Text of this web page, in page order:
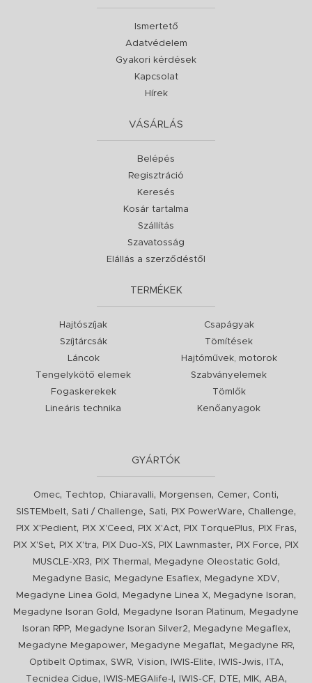
Ismertető
Adatvédelem
Gyakori kérdések
Kapcsolat
Hírek
VÁSÁRLÁS
Belépés
Regisztráció
Keresés
Kosár tartalma
Szállítás
Szavatosság
Elállás a szerződéstől
TERMÉKEK
Hajtószíjak
Szíjtárcsák
Láncok
Tengelykötő elemek
Fogaskerekek
Lineáris technika
Csapágyak
Tömítések
Hajtóművek, motorok
Szabványelemek
Tömlők
Kenőanyagok
GYÁRTÓK
Omec, Techtop, Chiaravalli, Morgensen, Cemer, Conti,
SISTEMbelt, Sati / Challenge, Sati, PIX PowerWare, Challenge,
PIX X'Pedient, PIX X'Ceed , PIX X'Act, PIX TorquePlus, PIX Fras,
PIX X'Set, PIX X'tra, PIX Duo-XS, PIX Lawnmaster, PIX Force,
PIX
MUSCLE-XR3, PIX Thermal , Megadyne Oleostatic Gold ,
Megadyne Basic, Megadyne Esaflex, Megadyne XDV,
Megadyne Linea Gold , Megadyne Linea X, Megadyne Isoran,
Megadyne Isoran Gold , Megadyne Isoran Platinum,
Megadyne
Isoran RPP, Megadyne Isoran Silver2, Megadyne Megaflex,
Megadyne Megapower, Megadyne Megaflat, Megadyne RR,
Optibelt Optimax, SWR, Vision, IWIS-Elite, IWIS-Jwis, ITA,
Tecnidea Cidue, IWIS-MEGAlife-I , IWIS-CF, DTE, MIK, ABA,